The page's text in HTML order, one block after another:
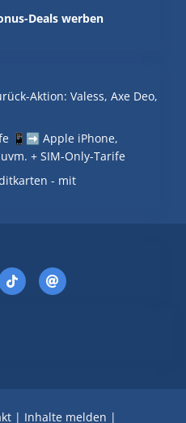
Deals werben
Aktion: Valess, Axe Deo,
📱➡️ Apple iPhone,
+ SIM-Only-Tarife
- mit
| Inhalte melden |